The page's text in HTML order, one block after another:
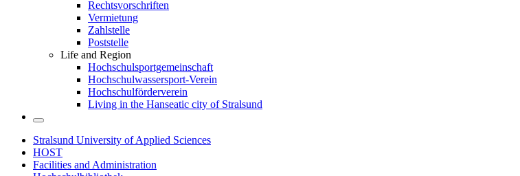
Rechtsvorschriften
Vermietung
Zahlstelle
Poststelle
Life and Region
Hochschulsportgemeinschaft
Hochschulwassersport-Verein
Hochschulförderverein
Living in the Hanseatic city of Stralsund
Stralsund University of Applied Sciences
HOST
Facilities and Administration